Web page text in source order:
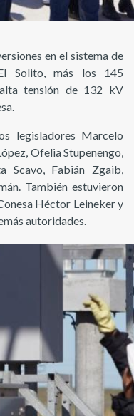
en el sistema de
Solito, más los 145
tensión de 132 kV
legisladores Marcelo
Ofelia Stupenengo,
Scavo, Fabián Zgaib,
También estuvieron
Héctor Leineker y
autoridades.